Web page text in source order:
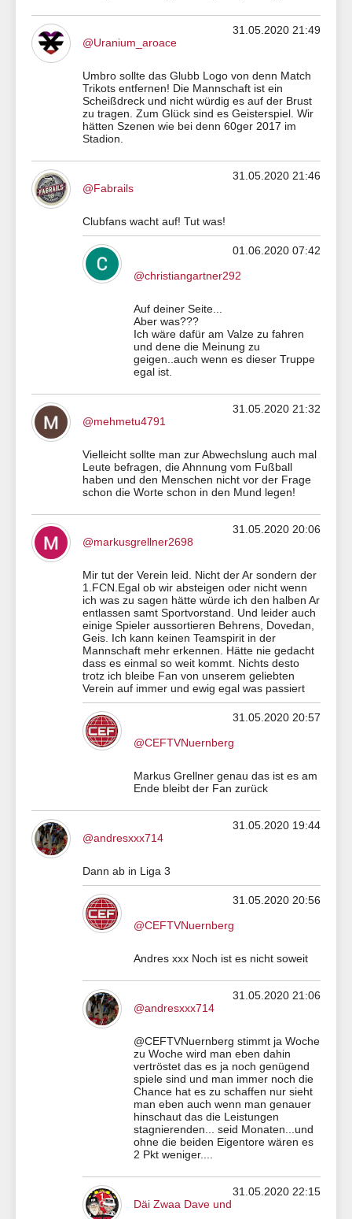
31.05.2020 21:49
@Uranium_aroace
Umbro sollte das Glubb Logo von denn Match
Trikots entfernen! Die Mannschaft ist ein
Scheißdreck und nicht würdig es auf der Brust
zu tragen. Zum Glück sind es Geisterspiel. Wir
hätten Szenen wie bei denn 60ger 2017 im
Stadion.
31.05.2020 21:46
@Fabrails
Clubfans wacht auf! Tut was!
01.06.2020 07:42
@christiangartner292
Auf deiner Seite...
Aber was???
Ich wäre dafür am Valze zu fahren
und dene die Meinung zu
geigen..auch wenn es dieser Truppe
egal ist.
31.05.2020 21:32
@mehmetu4791
Vielleicht sollte man zur Abwechslung auch mal
Leute befragen, die Ahnnung vom Fußball
haben und den Menschen nicht vor der Frage
schon die Worte schon in den Mund legen!
31.05.2020 20:06
@markusgrellner2698
Mir tut der Verein leid. Nicht der Ar sondern der
1.FCN.Egal ob wir absteigen oder nicht wenn
ich was zu sagen hätte würde ich den halben Ar
entlassen samt Sportvorstand. Und leider auch
einige Spieler aussortieren Behrens, Dovedan,
Geis. Ich kann keinen Teamspirit in der
Mannschaft mehr erkennen. Hätte nie gedacht
dass es einmal so weit kommt. Nichts desto
trotz ich bleibe Fan von unserem geliebten
Verein auf immer und ewig egal was passiert
31.05.2020 20:57
@CEFTVNuernberg
Markus Grellner genau das ist es am
Ende bleibt der Fan zurück
31.05.2020 19:44
@andresxxx714
Dann ab in Liga 3
31.05.2020 20:56
@CEFTVNuernberg
Andres xxx Noch ist es nicht soweit
31.05.2020 21:06
@andresxxx714
@CEFTVNuernberg stimmt ja Woche
zu Woche wird man eben dahin
vertröstet das es ja noch genügend
spiele sind und man immer noch die
Chance hat es zu schaffen nur sieht
man eben auch wenn man genauer
hinschaut das die Leistungen
stagnierenden... seid Monaten...und
ohne die beiden Eigentore wären es
2 Pkt weniger....
31.05.2020 22:15
Däi Zwaa Dave und